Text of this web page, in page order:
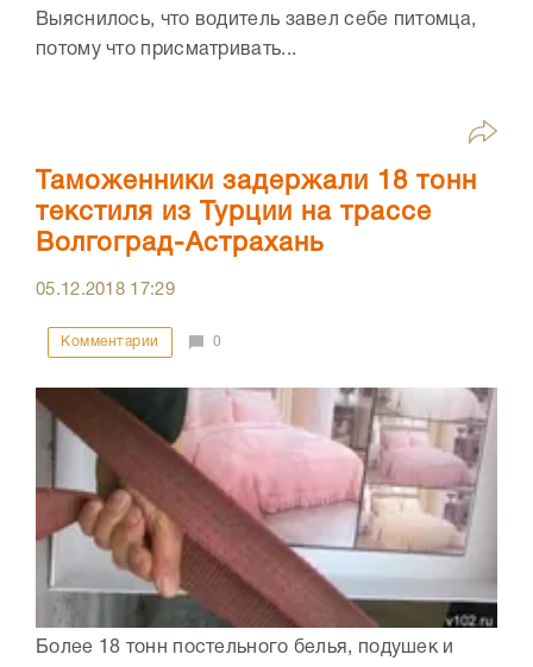
Выяснилось, что водитель завел себе питомца,
потому что присматривать...
Таможенники задержали 18 тонн
текстиля из Турции на трассе
Волгоград-Астрахань
05.12.2018 17:29
Комментарии 0
Более 18 тонн постельного белья, подушек и